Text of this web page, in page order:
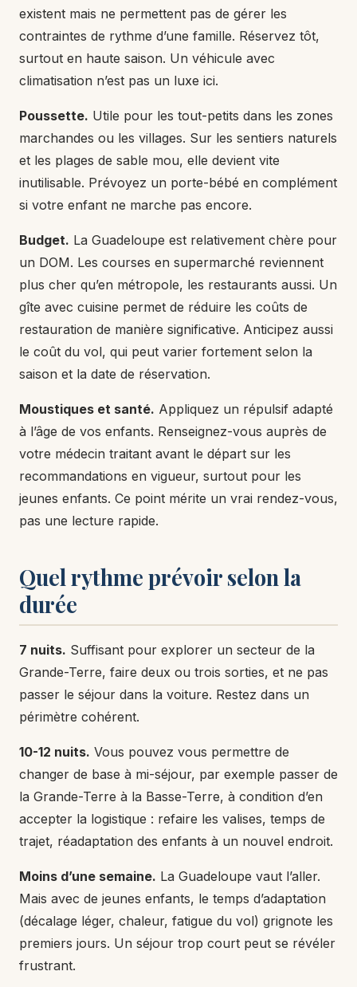
existent mais ne permettent pas de gérer les
contraintes de rythme d’une famille. Réservez tôt,
surtout en haute saison. Un véhicule avec
climatisation n’est pas un luxe ici.
Poussette. Utile pour les tout-petits dans les zones
marchandes ou les villages. Sur les sentiers naturels
et les plages de sable mou, elle devient vite
inutilisable. Prévoyez un porte-bébé en complément
si votre enfant ne marche pas encore.
Budget. La Guadeloupe est relativement chère pour
un DOM. Les courses en supermarché reviennent
plus cher qu’en métropole, les restaurants aussi. Un
gîte avec cuisine permet de réduire les coûts de
restauration de manière significative. Anticipez aussi
le coût du vol, qui peut varier fortement selon la
saison et la date de réservation.
Moustiques et santé. Appliquez un répulsif adapté
à l’âge de vos enfants. Renseignez-vous auprès de
votre médecin traitant avant le départ sur les
recommandations en vigueur, surtout pour les
jeunes enfants. Ce point mérite un vrai rendez-vous,
pas une lecture rapide.
Quel rythme prévoir selon la
durée
7 nuits. Suffisant pour explorer un secteur de la
Grande-Terre, faire deux ou trois sorties, et ne pas
passer le séjour dans la voiture. Restez dans un
périmètre cohérent.
10-12 nuits. Vous pouvez vous permettre de
changer de base à mi-séjour, par exemple passer de
la Grande-Terre à la Basse-Terre, à condition d’en
accepter la logistique : refaire les valises, temps de
trajet, réadaptation des enfants à un nouvel endroit.
Moins d’une semaine. La Guadeloupe vaut l’aller.
Mais avec de jeunes enfants, le temps d’adaptation
(décalage léger, chaleur, fatigue du vol) grignote les
premiers jours. Un séjour trop court peut se révéler
frustrant.